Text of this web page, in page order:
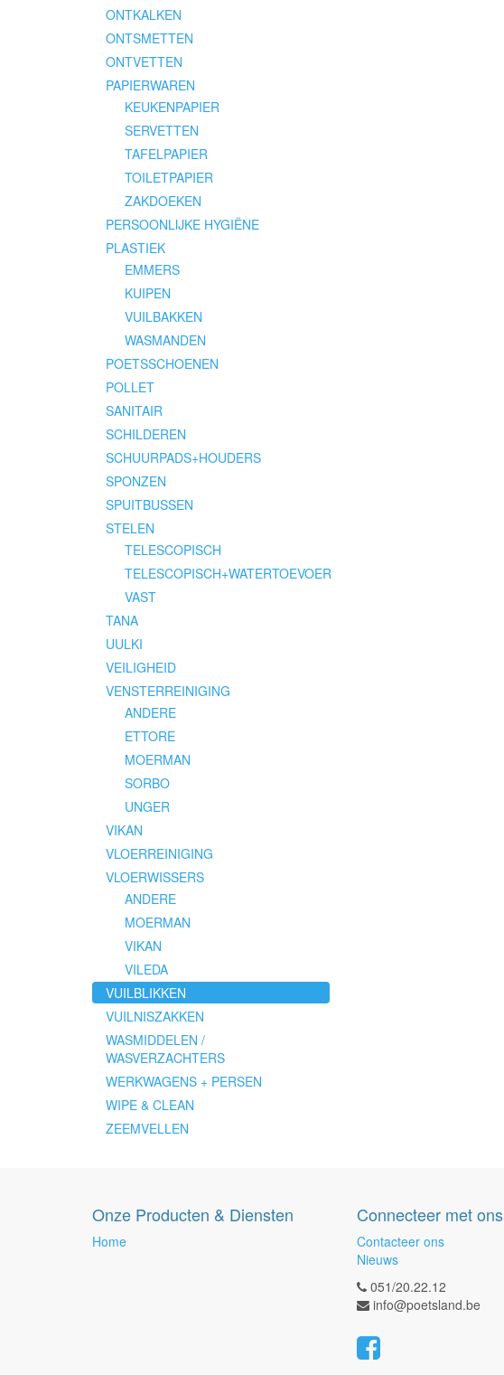
ONTKALKEN
ONTSMETTEN
ONTVETTEN
PAPIERWAREN
KEUKENPAPIER
SERVETTEN
TAFELPAPIER
TOILETPAPIER
ZAKDOEKEN
PERSOONLIJKE HYGIËNE
PLASTIEK
EMMERS
KUIPEN
VUILBAKKEN
WASMANDEN
POETSSCHOENEN
POLLET
SANITAIR
SCHILDEREN
SCHUURPADS+HOUDERS
SPONZEN
SPUITBUSSEN
STELEN
TELESCOPISCH
TELESCOPISCH+WATERTOEVOER
VAST
TANA
UULKI
VEILIGHEID
VENSTERREINIGING
ANDERE
ETTORE
MOERMAN
SORBO
UNGER
VIKAN
VLOERREINIGING
VLOERWISSERS
ANDERE
MOERMAN
VIKAN
VILEDA
VUILBLIKKEN
VUILNISZAKKEN
WASMIDDELEN /
WASVERZACHTERS
WERKWAGENS + PERSEN
WIPE & CLEAN
ZEEMVELLEN
Onze Producten & Diensten
Home
Connecteer met ons
Contacteer ons
Nieuws
051/20.22.12
info@poetsland.be